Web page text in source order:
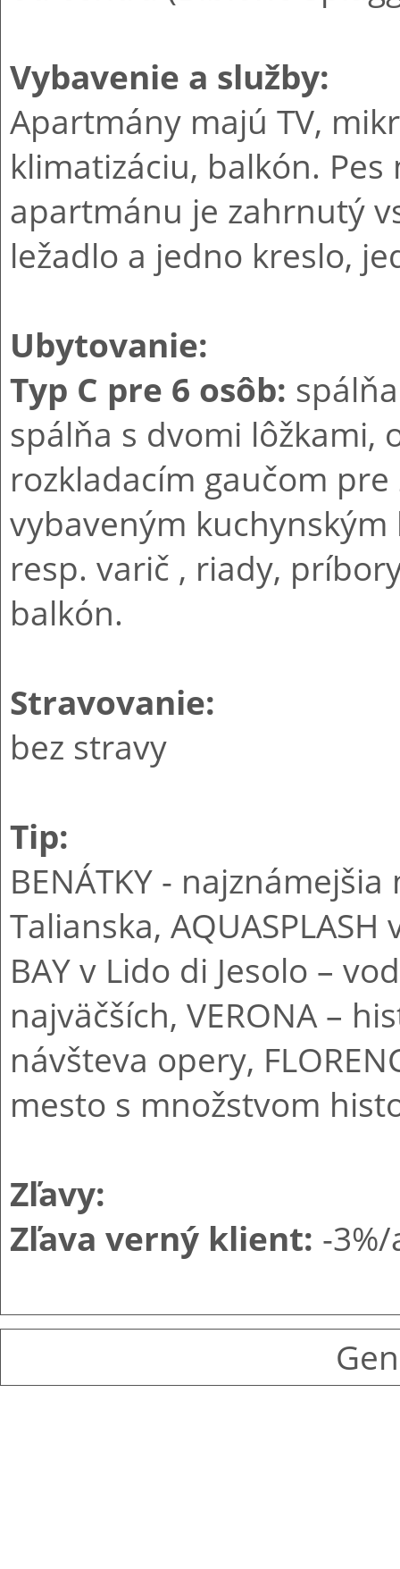
Vybavenie a služby:
Apartmány majú TV,
klimatizáciu, balkón.
apartmánu je zahrnutý
ležadlo a jedno kreslo,
Ubytovanie:
Typ C pre 6 osôb:
spálňa s dvomi lôžkami,
rozkladacím gaučom
vybaveným
resp. varič , riady,
balkón.
Stravovanie:
bez stravy
Tip:
BENÁTKY -
Talianska,
BAY v Lido di Jesolo –
najväčších, VERONA –
návšteva opery,
mesto s množstvom
Zľavy:
Zľava verný klient: -